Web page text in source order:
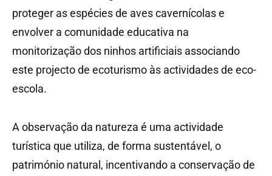
proteger as espécies de aves cavernícolas e
envolver a comunidade educativa na
monitorização dos ninhos artificiais associando
este projecto de ecoturismo às actividades de eco-
escola.
A observação da natureza é uma actividade
turística que utiliza, de forma sustentável, o
património natural, incentivando a conservação de